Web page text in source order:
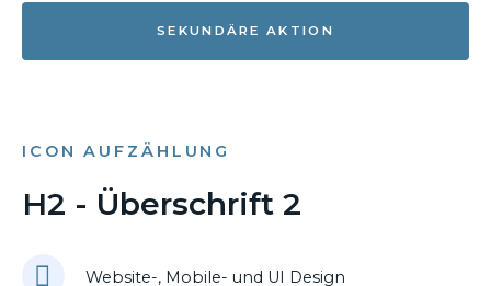
SEKUNDÄRE AKTION
ICON AUFZÄHLUNG
H2 - Überschrift 2
Website-, Mobile- und UI Design